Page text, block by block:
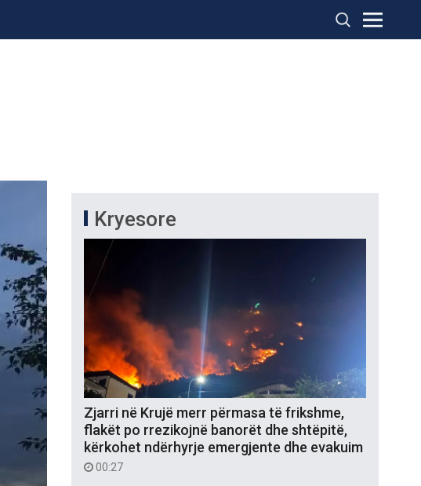
Kryesore
Zjarri në Krujë merr përmasa të frikshme,
flakët po rrezikojnë banorët dhe shtëpitë,
kërkohet ndërhyrje emergjente dhe evakuim
00:27